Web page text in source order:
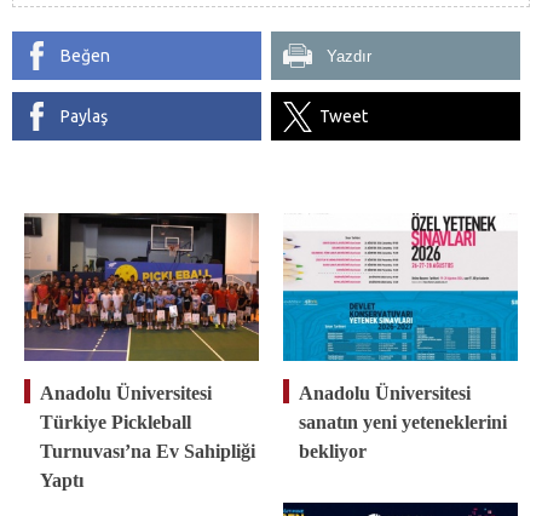
Beğen Yazdır
Paylaş Tweet
Anadolu Üniversitesi
Türkiye Pickleball
Turnuvası’na Ev Sahipliği
Yaptı
Anadolu Üniversitesi
sanatın yeni yeteneklerini
bekliyor